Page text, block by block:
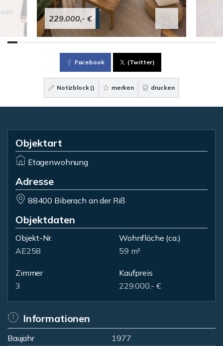
229.000,- €
Facebook (Twitter)
Notizblock () merken drucken
Objektart
Etagenwohnung
Adresse
88400 Biberach an der Riß
Objektdaten
Objekt-Nr.
AE258
Wohnfläche (ca.)
59 m²
Zimmer
3
Kaufpreis
229.000,- €
Informationen
Baujahr
1977